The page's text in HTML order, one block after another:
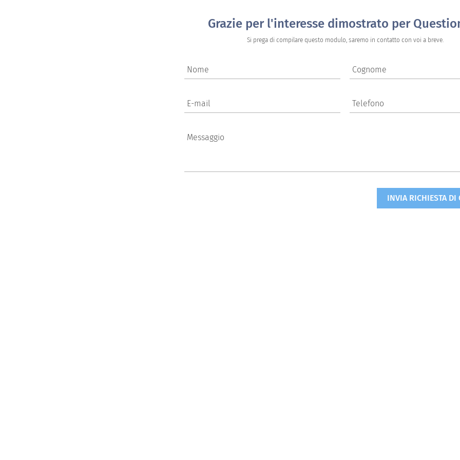
Grazie per l'interesse dimostrato per
Si prega di compilare questo modulo, saremo in contatto con voi a breve.
Nome Cognome
E-mail Telefono
Messaggio
INVIA RICHIESTA DI